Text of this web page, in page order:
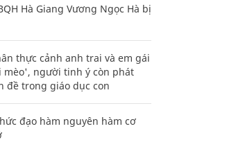
Hà Giang Vương Ngọc Hà bị
thực cảnh anh trai và em gái
mèo', người tinh ý còn phát
đề trong giáo dục con
đạo hàm nguyên hàm cơ